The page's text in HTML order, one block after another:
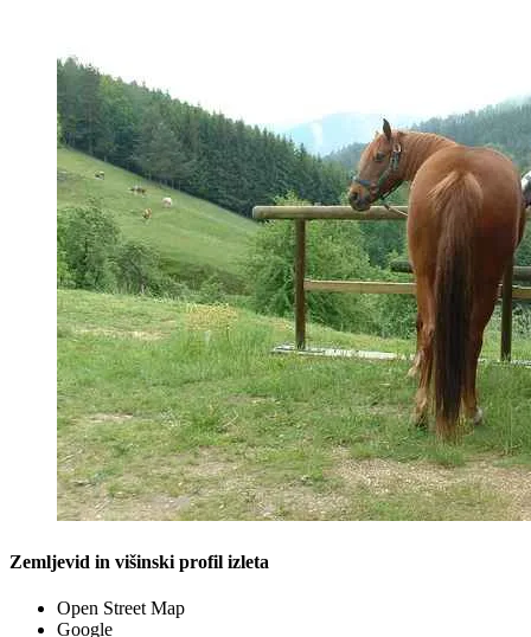
Zemljevid in višinski profil izleta
Open Street Map
Google